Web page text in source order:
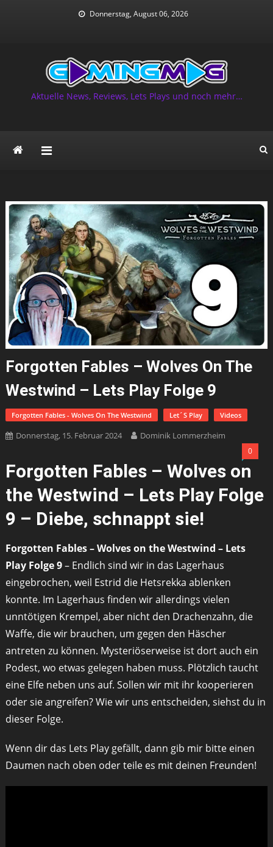
Donnerstag, August 06, 2026
Aktuelle News, Reviews, Lets Plays und noch mehr…
Forgotten Fables – Wolves On The
Westwind – Lets Play Folge 9
Forgotten Fables - Wolves On The Westwind Let´s Play Videos
Donnerstag, 15. Februar 2024 Dominik Lommerzheim
0
Forgotten Fables – Wolves on
the Westwind – Lets Play Folge
9 – Diebe, schnappt sie!
Forgotten Fables – Wolves on the Westwind – Lets
Play Folge 9– Endlich sind wir in das Lagerhaus
eingebrochen, weil Estrid die Hetsrekka ablenken
konnte. Im Lagerhaus finden wir allerdings vielen
unntötigen Krempel, aber nicht den Drachenzahn, die
Waffe, die wir brauchen, um gegen den Häscher
antreten zu können. Mysteriöserweise ist dort auch ein
Podest, wo etwas gelegen haben muss. Plötzlich taucht
eine Elfe neben uns auf. Sollen wir mit ihr kooperieren
oder sie angreifen? Wie wir uns entscheiden, siehst du in
dieser Folge.
Wenn dir das Lets Play gefällt, dann gib mir bitte einen
Daumen nach oben oder teile es mit deinen Freunden!